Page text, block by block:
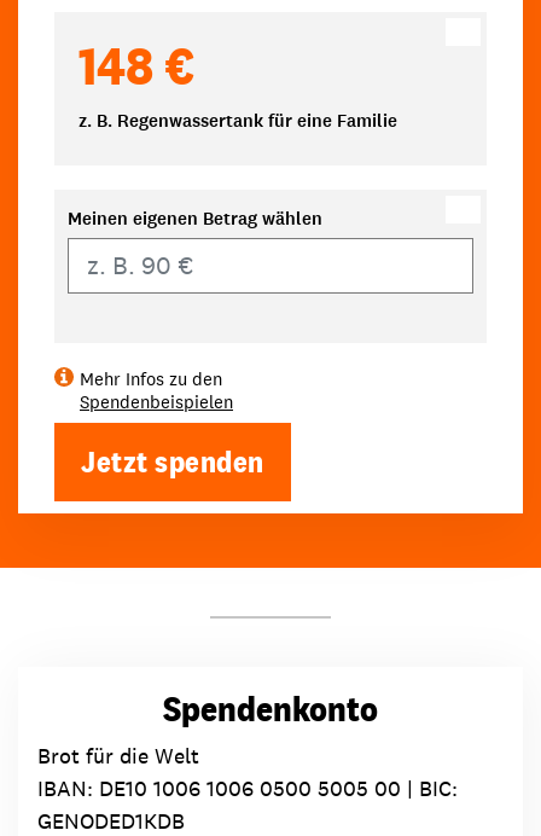
148 €
z. B. Regenwassertank für eine Familie
Meinen eigenen Betrag wählen
Mehr Infos zu den
Spendenbeispielen
Jetzt spenden
Spendenkonto
Brot für die Welt
IBAN: DE10 1006 1006 0500 5005 00 | BIC:
GENODED1KDB